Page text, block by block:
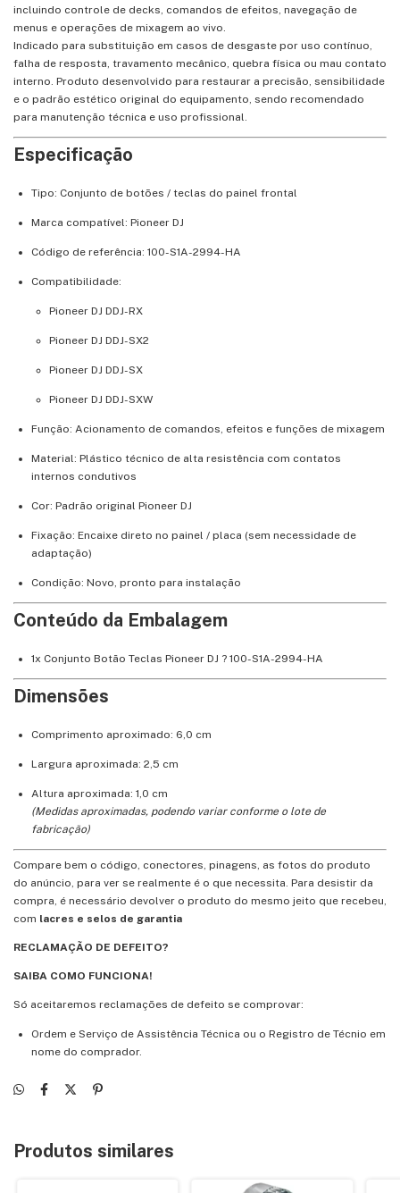
incluindo controle de decks, comandos de efeitos, navegação de
menus e operações de mixagem ao vivo.
Indicado para substituição em casos de desgaste por uso contínuo,
falha de resposta, travamento mecânico, quebra física ou mau contato
interno. Produto desenvolvido para restaurar a precisão, sensibilidade
e o padrão estético original do equipamento, sendo recomendado
para manutenção técnica e uso profissional.
Especificação
Tipo: Conjunto de botões / teclas do painel frontal
Marca compatível: Pioneer DJ
Código de referência: 100-S1A-2994-HA
Compatibilidade:
Pioneer DJ DDJ-RX
Pioneer DJ DDJ-SX2
Pioneer DJ DDJ-SX
Pioneer DJ DDJ-SXW
Função: Acionamento de comandos, efeitos e funções de mixagem
Material: Plástico técnico de alta resistência com contatos
internos condutivos
Cor: Padrão original Pioneer DJ
Fixação: Encaixe direto no painel / placa (sem necessidade de
adaptação)
Condição: Novo, pronto para instalação
Conteúdo da Embalagem
1x Conjunto Botão Teclas Pioneer DJ ? 100-S1A-2994-HA
Dimensões
Comprimento aproximado: 6,0 cm
Largura aproximada: 2,5 cm
Altura aproximada: 1,0 cm
(Medidas aproximadas, podendo variar conforme o lote de
fabricação)
Compare bem o código, conectores, pinagens, as fotos do produto
do anúncio, para ver se realmente é o que necessita. Para desistir da
compra, é necessário devolver o produto do mesmo jeito que recebeu,
com lacres e selos de garantia
RECLAMAÇÃO DE DEFEITO?
SAIBA COMO FUNCIONA!
Só aceitaremos reclamações de defeito se comprovar:
Ordem e Serviço de Assistência Técnica ou o Registro de Técnio em
nome do comprador.
Produtos similares